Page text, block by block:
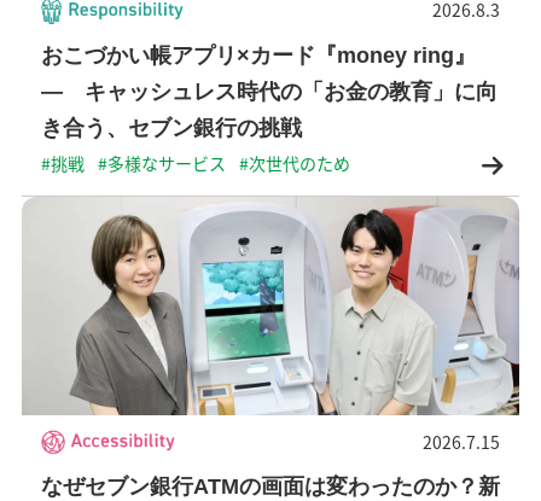
2026.8.3
おこづかい帳アプリ×カード『money ring』
― キャッシュレス時代の「お金の教育」に向
き合う、セブン銀行の挑戦
#挑戦 #多様なサービス #次世代のため
2026.7.15
なぜセブン銀行ATMの画面は変わったのか？新